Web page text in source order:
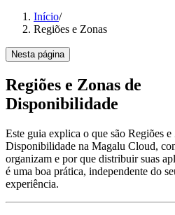
Início/
Regiões e Zonas
Nesta página
Regiões e Zonas de
Disponibilidade
Este guia explica o que são Regiões e
Disponibilidade na Magalu Cloud,
organizam e por que distribuir suas
é uma boa prática, independente do
experiência.